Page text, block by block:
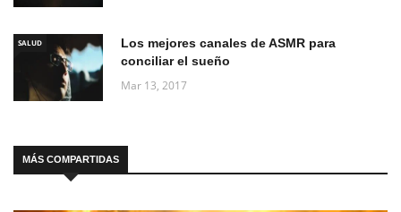
SALUD
Los mejores canales de ASMR para
conciliar el sueño
Mar 13, 2017
MÁS COMPARTIDAS